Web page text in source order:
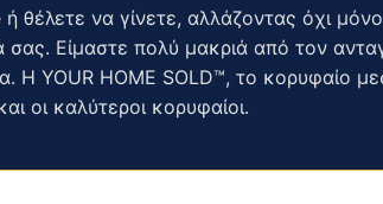
θέλετε να γίνετε, αλλάζοντας όχι
Είμαστε πολύ μακριά από τον
YOUR HOME SOLD™, το κορυφαίο
οι καλύτεροι κορυφαίοι.